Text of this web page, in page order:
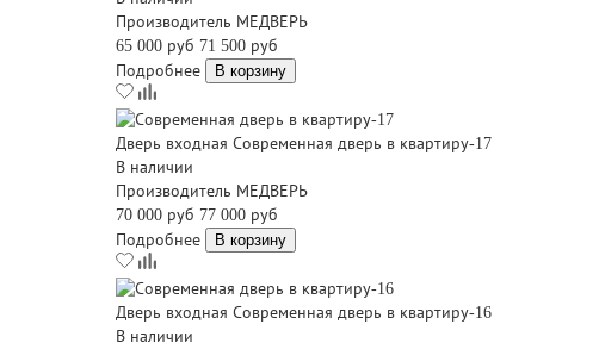
Производитель МЕДВЕРЬ
65 000 руб 71 500 руб
Подробнее
В корзину
Дверь входная Современная дверь в квартиру-17
В наличии
Производитель МЕДВЕРЬ
70 000 руб 77 000 руб
Подробнее
В корзину
Дверь входная Современная дверь в квартиру-16
В наличии